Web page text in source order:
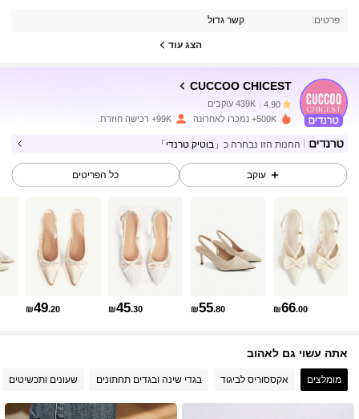
פרטים: קשר גדול
הצג עוד
CUCCOO CHICEST
4.90 439K עוקבים
4.90 439K עוקבים
500K+ נמכרו לאחרונה 99K+ רכישה חוזרת
החנות הזו נבחרה כ 「בוטיק טרנדי」
עוקב כל הפריטים
₪66.00
₪55.80
₪45.30
₪49.20
אתה עשוי גם לאהוב
מומלצים אקססוריס לביגוד בגדי שינה ובגדים תחתונים שעונים ותכשיטים